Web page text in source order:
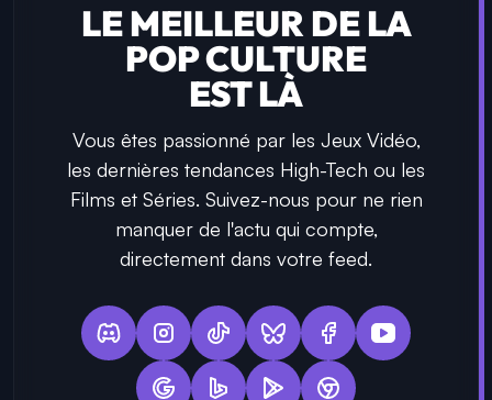
LE MEILLEUR DE LA
POP CULTURE
EST LÀ
Vous êtes passionné par les Jeux Vidéo,
les dernières tendances High-Tech ou les
Films et Séries. Suivez-nous pour ne rien
manquer de l'actu qui compte,
directement dans votre feed.